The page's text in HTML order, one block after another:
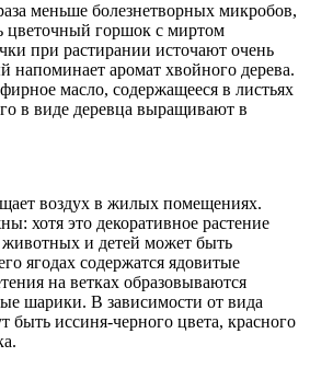
меньше болезнетворных микробов,
цветочный горшок с миртом
при растирании источают очень
напоминает аромат хвойного дерева.
масло, содержащееся в листьях
в виде деревца выращивают в
воздух в жилых помещениях.
хотя это декоративное растение
животных и детей может быть
ягодах содержатся ядовитые
на ветках образовываются
шарики. В зависимости от вида
быть иссиня-черного цвета, красного